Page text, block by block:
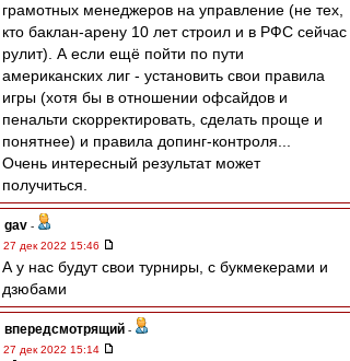
грамотных менеджеров на управление (не тех,
кто баклан-арену 10 лет строил и в РФС сейчас
рулит). А если ещё пойти по пути
американских лиг - установить свои правила
игры (хотя бы в отношении офсайдов и
пенальти скорректировать, сделать проще и
понятнее) и правила допинг-контроля...
Очень интересный результат может
получиться.
gav -
27 дек 2022 15:46
А у нас будут свои турниры, с букмекерами и
дзюбами
впередсмотрящий -
27 дек 2022 15:14